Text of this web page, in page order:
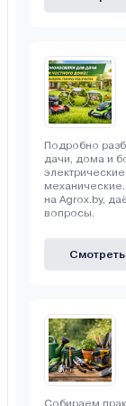
Подробно
дачи, дома и
на Agrox.by,
вопросы.
Собираем